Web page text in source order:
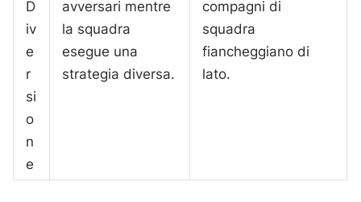
D
iv
e
r
si
o
n
e
avversari mentre
la squadra
esegue una
strategia diversa.
compagni di
squadra
fiancheggiano di
lato.